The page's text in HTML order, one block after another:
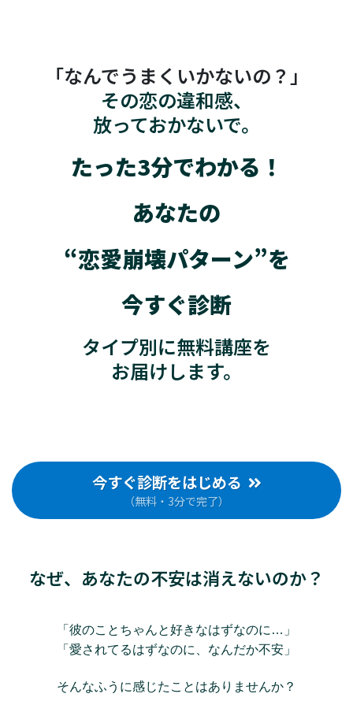
「なんでうまくいかないの？」
その恋の違和感、
放っておかないで。
たった3分でわかる！
あなたの
“恋愛崩壊パターン”を
今すぐ診断
タイプ別に無料講座を
お届けします。
今すぐ診断をはじめる
（無料・3分で完了）
なぜ、あなたの不安は消えないのか？
「彼のことちゃんと好きなはずなのに…」
「愛されてるはずなのに、なんだか不安」
そんなふうに感じたことはありませんか？